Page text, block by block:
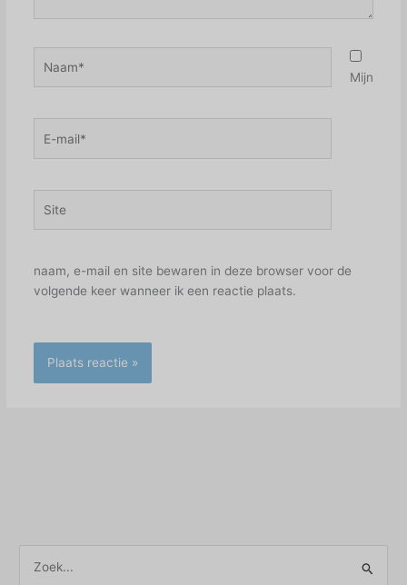
mail*
Mijn
naam, e-mail en site bewaren in deze browser voor de
volgende keer wanneer ik een reactie plaats.